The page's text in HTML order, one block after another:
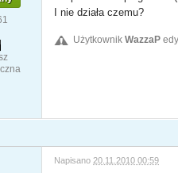
I nie działa czemu?
UżytkownikWazzaP
Napisano 20.11.2010 00:59